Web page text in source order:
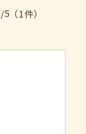
/5 （1件）